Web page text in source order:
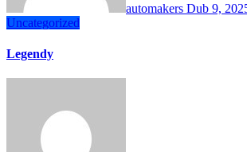
automakers Dub 9,
Uncategorized
Legendy